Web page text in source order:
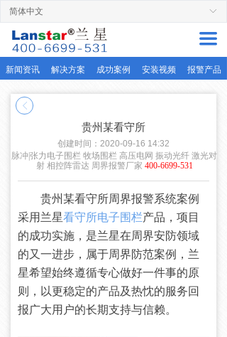
끀
首页
周界产品
解决方案
服务支持
联系厂家
ꀅ
简体中文
贵州某看守所周界报警系统案例
采用兰星看守所电子围栏产品，项目
的成功实施，是兰星在周界安防领域
的又一进步，属于周界防范案例，兰
星希望始终遵循专心做好一件事的原
则，以更稳定的产品及热忱的服务回
报广大用户的长期支持与信赖。
贵州某看守所
创建时间： 2020-09-16 14:32
ꁣ
脉冲|张力电子围栏 牧场围栏 高压电网 振动光纤 激光对
射 相控阵雷达 周界报警厂家 400-6699-531
新闻资讯 解决方案 成功案例 安装视频 报警产品